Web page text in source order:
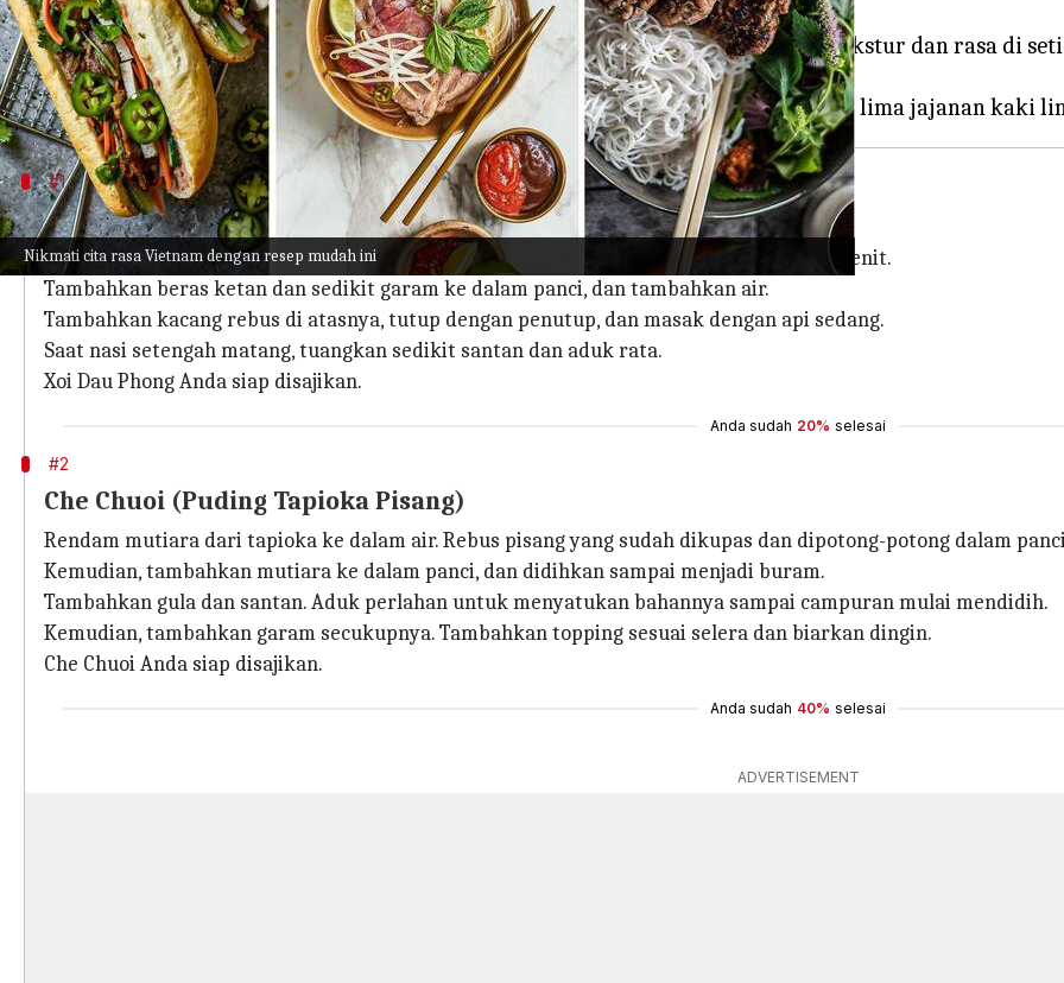
Nikmati cita rasa Vietnam dengan resep mudah ini
panas.
Hidangannya seringkali terasa ringan dan menyegarkan, menawarkan berbagai tekstur dan rasa di
Anda akan dimanjakan dengan berbagai pilihan saat mengunjungi Vietnam.
#1
Xoi Dau Phong (nasi ketan kacang)
Bersihkan beras ketan dan tiriskan. Rebus kacang dengan sejumput garam selama 15 menit.
Tambahkan beras ketan dan sedikit garam ke dalam panci, dan tambahkan air.
Tambahkan kacang rebus di atasnya, tutup dengan penutup, dan masak dengan api sedang.
Saat nasi setengah matang, tuangkan sedikit santan dan aduk rata.
Xoi Dau Phong Anda siap disajikan.
Anda sudah 20% selesai
#2
Che Chuoi (Puding Tapioka Pisang)
Rendam mutiara dari tapioka ke dalam air. Rebus pisang yang sudah dikupas dan dipotong-potong dalam
Kemudian, tambahkan mutiara ke dalam panci, dan didihkan sampai menjadi buram.
Tambahkan gula dan santan. Aduk perlahan untuk menyatukan bahannya sampai campuran mulai mendidih.
Kemudian, tambahkan garam secukupnya. Tambahkan topping sesuai selera dan biarkan dingin.
Che Chuoi Anda siap disajikan.
Anda sudah 40% selesai
ADVERTISEMENT